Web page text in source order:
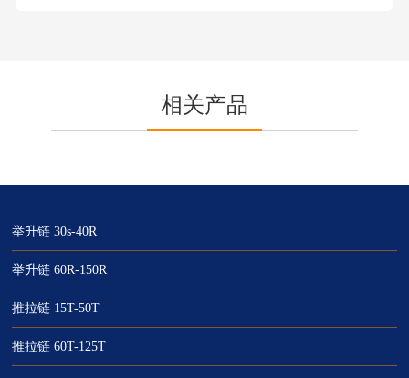
相关产品
举升链 30s-40R
举升链 60R-150R
推拉链 15T-50T
推拉链 60T-125T